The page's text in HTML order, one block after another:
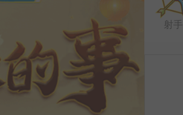
射手